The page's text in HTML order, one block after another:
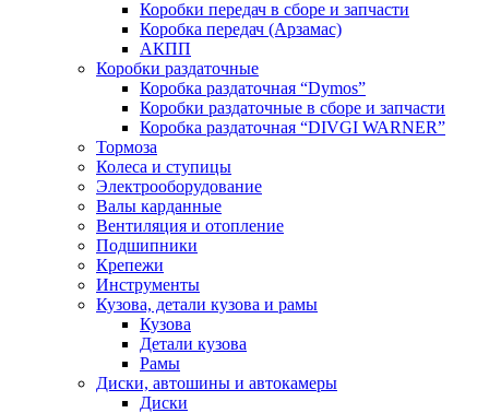
Коробки передач в сборе и запчасти
Коробка передач (Арзамас)
АКПП
Коробки раздаточные
Коробка раздаточная “Dymos”
Коробки раздаточные в сборе и запчасти
Коробка раздаточная “DIVGI WARNER”
Тормоза
Колеса и ступицы
Электрооборудование
Валы карданные
Вентиляция и отопление
Подшипники
Крепежи
Инструменты
Кузова, детали кузова и рамы
Кузова
Детали кузова
Рамы
Диски, автошины и автокамеры
Диски